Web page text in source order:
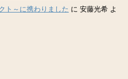
ト～に携わりました に 安藤光希 よ